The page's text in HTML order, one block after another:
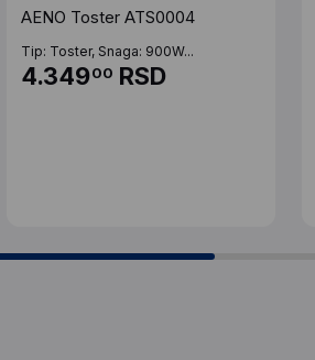
AENO Toster ATS0004
Tip: Toster, Snaga: 900W...
4.34900 RSD